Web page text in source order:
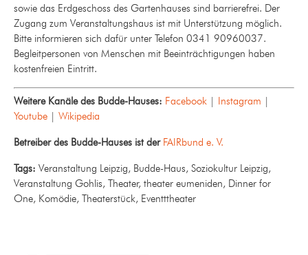
sowie das Erdgeschoss des Gartenhauses sind barrierefrei. Der
Zugang zum Veranstaltungshaus ist mit Unterstützung möglich.
Bitte informieren sich dafür unter Telefon 0341 90960037.
Begleitpersonen von Menschen mit Beeinträchtigungen haben
kostenfreien Eintritt.
Weitere Kanäle des Budde-Hauses: Facebook | Instagram |
Youtube | Wikipedia
Betreiber des Budde-Hauses ist der FAIRbund e. V.
Tags: Veranstaltung Leipzig, Budde-Haus, Soziokultur Leipzig,
Veranstaltung Gohlis, Theater, theater eumeniden, Dinner for
One, Komödie, Theaterstück, Eventttheater